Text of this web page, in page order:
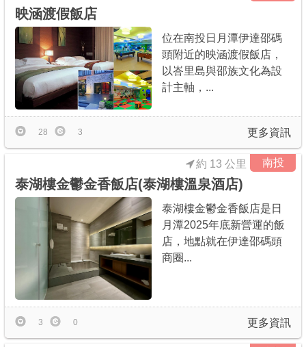
映涵渡假飯店
位在南投日月潭伊達邵碼
頭附近的映涵渡假飯店，
以峇里島與邵族文化為設
計主軸，...
更多資訊
28 3
南投
泰湖樓金鬱金香飯店(泰湖樓溫泉酒店)
約 13 公里
泰湖樓金鬱金香飯店是日
月潭2025年底新營運的飯
店，地點就在伊達邵碼頭
商圈...
更多資訊
3 0